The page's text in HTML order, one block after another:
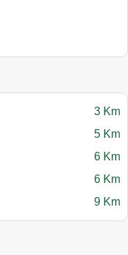
3 Km
5 Km
6 Km
6 Km
9 Km